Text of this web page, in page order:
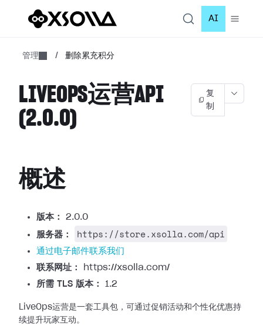
AI
管理 / 删除累充积分
LIVEOPS运营API
(2.0.0)
复
制
概述
版本：
2.0.0
服务器：
https://store.xsolla.com/api
通过电子邮件联系我们
联系网址：
https://xsolla.com/
所需 TLS 版本：
1.2
LiveOps运营是一套工具包，可通过促销活动和个性化优惠持
续提升玩家互动。